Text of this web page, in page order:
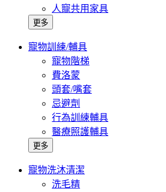
人寵共用家具
更多
寵物訓練/輔具
寵物階梯
費洛蒙
頭套/嘴套
忌避劑
行為訓練輔具
醫療照護輔具
更多
寵物洗沐清潔
洗毛精